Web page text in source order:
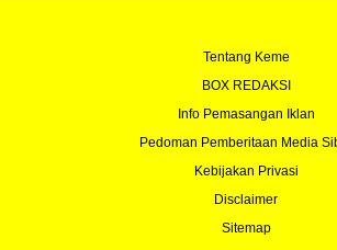
Tentang Keme
BOX REDAKSI
Info Pemasangan Iklan
Pedoman Pemberitaan Media
Kebijakan Privasi
Disclaimer
Sitemap